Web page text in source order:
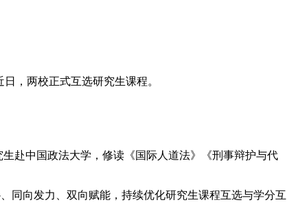
，两校正式互选研究生课程。
赴中国政法大学，修读《国际人道法》《刑事辩护与代
同向发力、双向赋能，持续优化研究生课程互选与学分互